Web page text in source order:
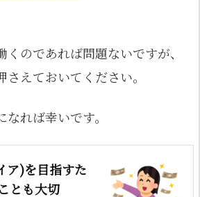
のであれば問題ないですが、
えておいてください。
れば幸いです。
ア)を目指すた
とも大切